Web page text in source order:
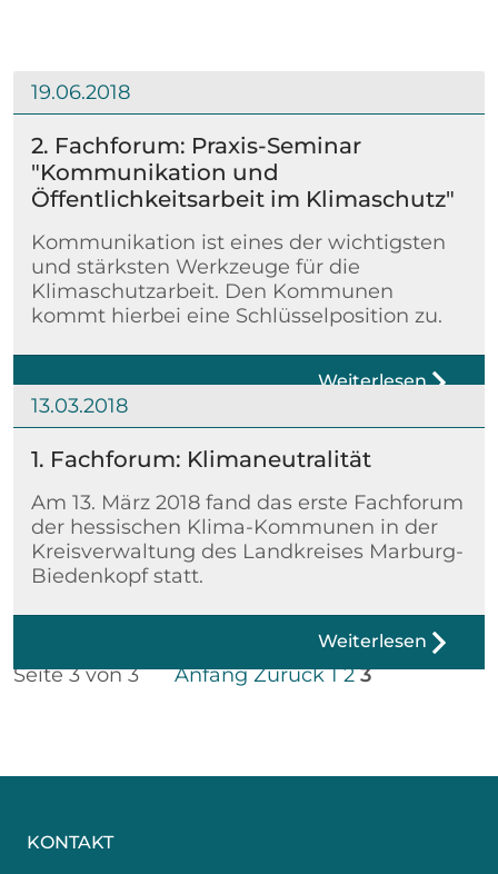
19.06.2018
2. Fachforum: Praxis-Seminar
"Kommunikation und
Öffentlichkeitsarbeit im Klimaschutz"
Kommunikation ist eines der wichtigsten
und stärksten Werkzeuge für die
Klimaschutzarbeit. Den Kommunen
kommt hierbei eine Schlüsselposition zu.
Weiterlesen
13.03.2018
1. Fachforum: Klimaneutralität
Am 13. März 2018 fand das erste Fachforum
der hessischen Klima-Kommunen in der
Kreisverwaltung des Landkreises Marburg-
Biedenkopf statt.
Weiterlesen
Seite 3 von 3 Anfang Zurück 1 2 3
KONTAKT